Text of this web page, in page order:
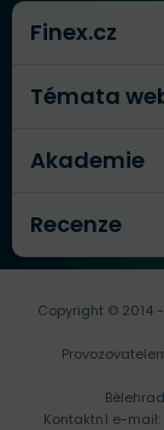
Finex.cz
Témata
Akademie
Recenze
Copyright © 2014 -
Kontaktní e-mail: